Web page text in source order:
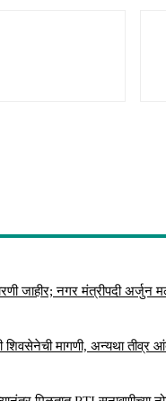
जाहीर; नगर मंत्रीपदी
शिवसेनेची मागणी, अन्यथा तीव्र